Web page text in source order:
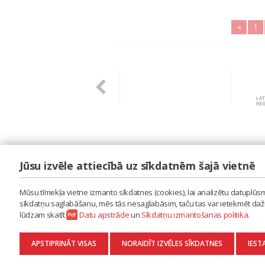
« 1
LAIPA
ES RADU MŪZIKU
AKTUALITĀTES
KONTAKTI
SĪKDATŅU IZMANTOŠANAS POLITIKA
DATU APSTRĀDE
Jūsu izvēle attiecībā uz sīkdatnēm šajā vietnē
Mūsu tīmekļa vietne izmanto sīkdatnes (cookies), lai analizētu
sīkdatņu saglabāšanu, mēs tās nesaglabāsim, taču tas var ietekmēt
lūdzam skatīt
Datu apstrādeun Sīkdatņu izmantošanas politika.
APSTIPRINĀT VISAS NORAIDĪT IZVĒLES SĪKDATNES